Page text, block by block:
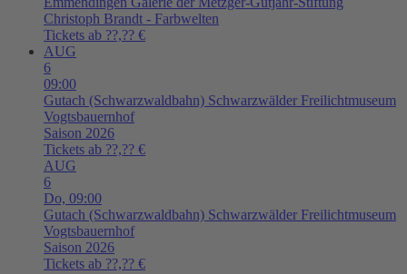
Christoph Brandt - Farbwelten
Tickets ab ??,?? €
AUG
6
09:00
Gutach (Schwarzwaldbahn) Schwarzwälder Freilichtmuseum
Vogtsbauernhof
Saison 2026
Tickets ab ??,?? €
AUG
6
Do, 09:00
Gutach (Schwarzwaldbahn) Schwarzwälder Freilichtmuseum
Vogtsbauernhof
Saison 2026
Tickets ab ??,?? €